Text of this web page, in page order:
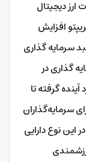
ارز دیجیتال
افزایش
سرمایه گذاری
گذاری در
گرفته تا
سرمایه‌گذاران
این نوع دارایی